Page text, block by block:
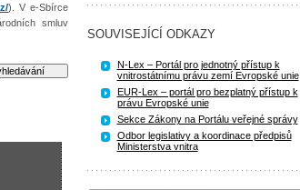
). V e-Sbírce
smluv
SOUVISEJÍCÍ ODKAZY
N-Lex – Portál pro jednotný přístup k
vnitrostátnímu právu zemí Evropské unie
EUR-Lex – portál pro bezplatný přístup k
právu Evropské unie
Sekce Zákony na Portálu veřejné správy
Odbor legislativy a koordinace předpisů
Ministerstva vnitra